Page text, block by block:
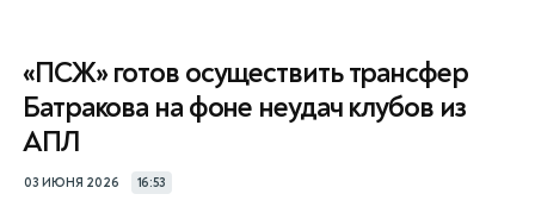
«ПСЖ» готов осуществить трансфер
Батракова на фоне неудач клубов из
АПЛ
03 ИЮНЯ 2026 16:53